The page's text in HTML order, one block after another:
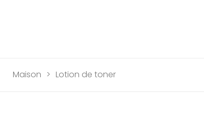
Maison > Lotion de toner